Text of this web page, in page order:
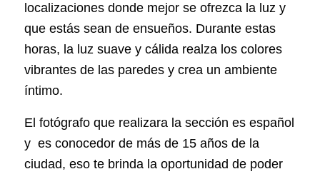
localizaciones donde mejor se ofrezca la luz y
que estás sean de ensueños. Durante estas
horas, la luz suave y cálida realza los colores
vibrantes de las paredes y crea un ambiente
íntimo.
El fotógrafo que realizara la sección es español
y es conocedor de más de 15 años de la
ciudad, eso te brinda la oportunidad de poder